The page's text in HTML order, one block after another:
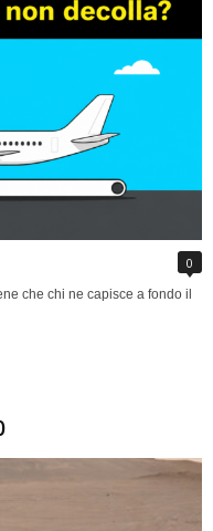
0
che chi ne capisce a fondo il